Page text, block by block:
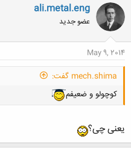
ali.metal.eng
عضو جدید
May 9, 2014
mech.shima گفت:
کوچولو و ضعیفم
یعنی چی؟